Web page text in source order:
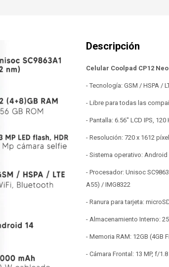
Celular Coolpad CP12 Neo
- Tecnología: GSM / HSPA /
- Libre para todas las
- Pantalla: 6.56" LCD IPS,
- Resolución: 720 x 1612
- Sistema operativo: Android
- Procesador: Unisoc
A55) / IMG8322
- Ranura para tarjeta:
- Almacenamiento Interno:
- Memoria RAM: 12GB (4GB
- Cámara Frontal: 13 MP, f/